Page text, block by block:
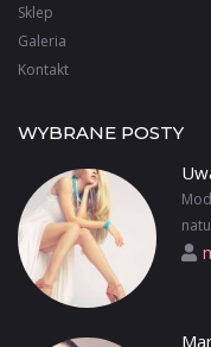
Sklep
Galeria
Kontakt
WYBRANE POSTY